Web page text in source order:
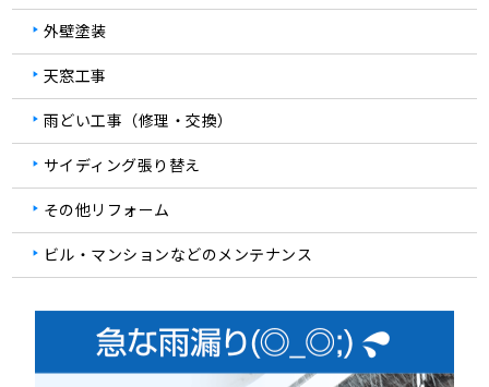
外壁塗装
天窓工事
雨どい工事（修理・交換）
サイディング張り替え
その他リフォーム
ビル・マンションなどのメンテナンス